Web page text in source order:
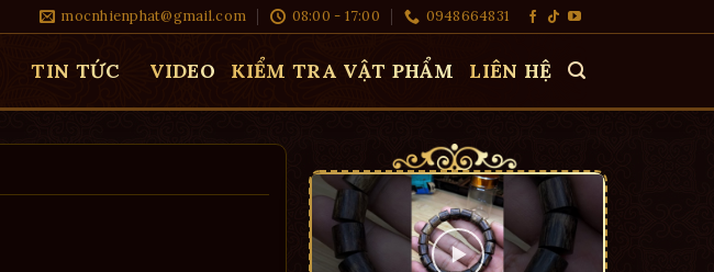
mocnhienphat@gmail.com 08:00 - 17:00 0948664831
TIN TỨC VIDEO KIỂM TRA VẬT PHẨM LIÊN HỆ